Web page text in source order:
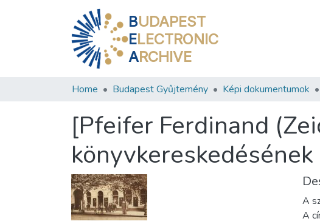
BUDAPEST
ELECTRONIC
ARCHIVE
Home Budapest Gyűjtemény Képi dokumentumok
[Pfeifer Ferdinand
A
A